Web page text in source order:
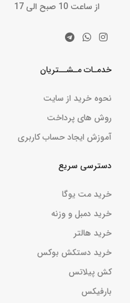
خدمـات مـشــتریان
نحوه خرید از سایت
روش های پرداخت
آموزش ایجاد حساب کاربری
دسترسی سریع
خرید مت یوگا
خرید دمبل و وزنه
خرید هالتر
خرید دستکش بوکس
کش پیلاتس
بارفیکس
از ساعت 10 صبح الی 17